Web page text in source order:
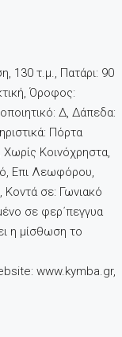
130 τ.μ., Πατάρι: 90
Όροφος:
Δ, Δάπεδα:
Πόρτα
Κοινόχρηστα,
Επι Λεωφόρου,
Κοντά σε: Γωνιακό
σε φερ΄πεγγυα
η μίσθωση το
www.kymba.gr,